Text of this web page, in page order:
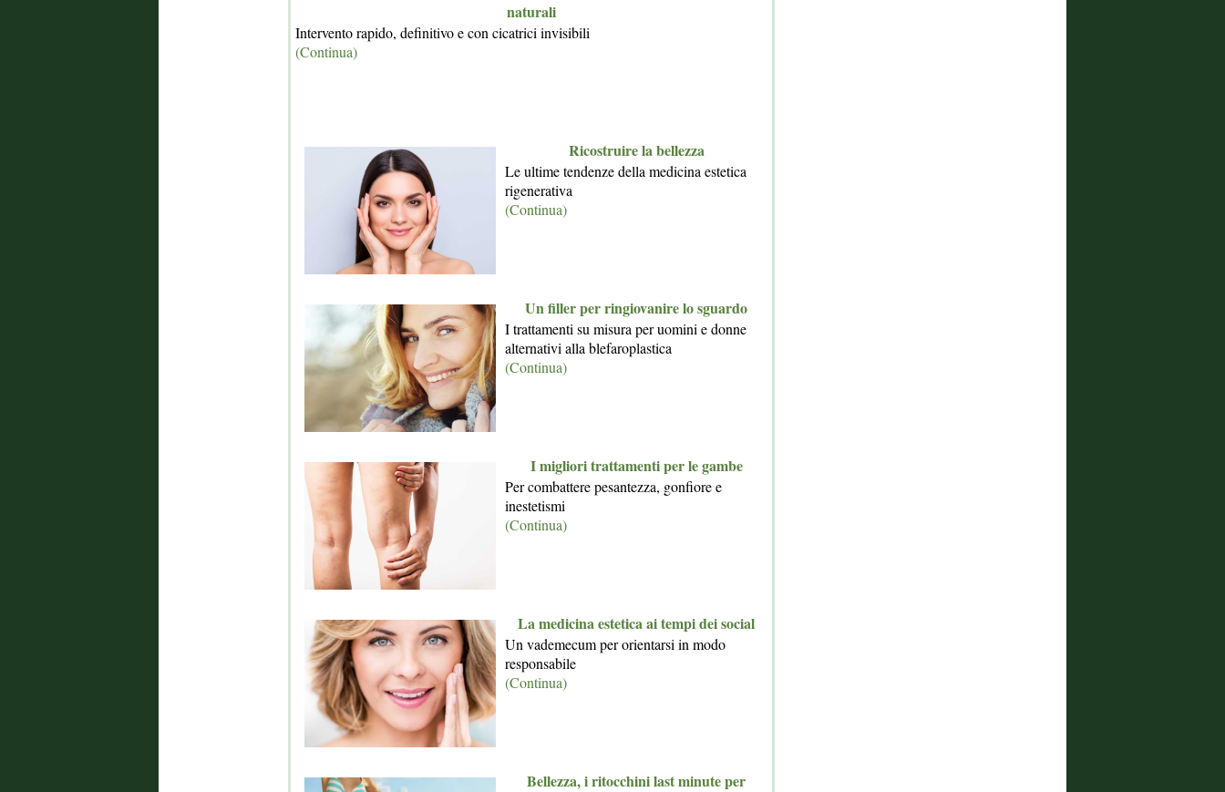
naturali
Intervento rapido, definitivo e con cicatrici invisibili
(Continua)
Ricostruire la bellezza
Le ultime tendenze della medicina estetica
rigenerativa
(Continua)
Un filler per ringiovanire lo sguardo
I trattamenti su misura per uomini e donne
alternativi alla blefaroplastica
(Continua)
I migliori trattamenti per le gambe
Per combattere pesantezza, gonfiore e
inestetismi
(Continua)
La medicina estetica ai tempi dei social
Un vademecum per orientarsi in modo
responsabile
(Continua)
Bellezza, i ritocchini last minute per